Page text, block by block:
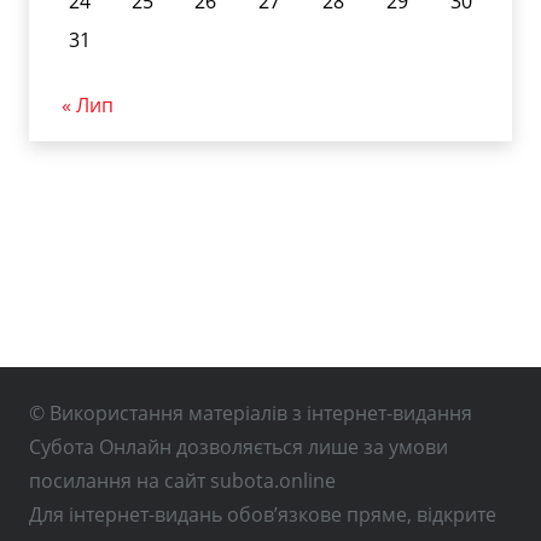
31
« Лип
© Використання матеріалів з інтернет-видання
Субота Онлайн дозволяється лише за умови
посилання на сайт subota.online
Для інтернет-видань обов’язкове пряме, відкрите